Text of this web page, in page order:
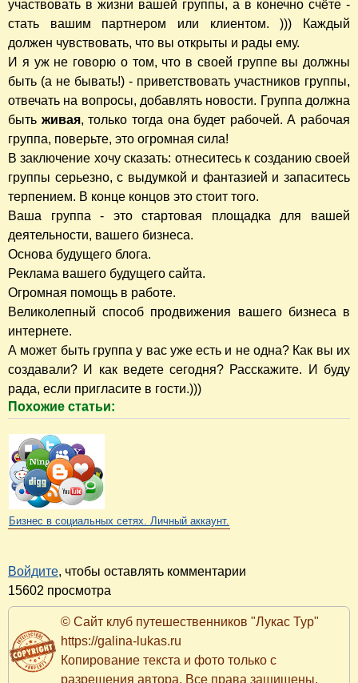
участвовать в жизни вашей группы, а в конечно счёте -
стать вашим партнером или клиентом. ))) Каждый
должен чувствовать, что вы открыты и рады ему.
И я уж не говорю о том, что в своей группе вы должны
быть (а не бывать!) - приветствовать участников группы,
отвечать на вопросы, добавлять новости. Группа должна
быть живая, только тогда она будет рабочей. А рабочая
группа, поверьте, это огромная сила!
В заключение хочу сказать: отнеситесь к созданию своей
группы серьезно, с выдумкой и фантазией и запаситесь
терпением. В конце концов это стоит того.
Ваша группа - это стартовая площадка для вашей
деятельности, вашего бизнеса.
Основа будущего блога.
Реклама вашего будущего сайта.
Огромная помощь в работе.
Великолепный способ продвижения вашего бизнеса в
интернете.
А может быть группа у вас уже есть и не одна? Как вы их
создавали? И как ведете сегодня? Расскажите. И буду
рада, если пригласите в гости.)))
Похожие статьи:
Бизнес в социальных сетях. Личный аккаунт.
Войдите, чтобы оставлять комментарии
15602 просмотра
© Сайт клуб путешественников "Лукас Тур"
https://galina-lukas.ru
Копирование текста и фото только с
разрешения автора. Все права защищены.